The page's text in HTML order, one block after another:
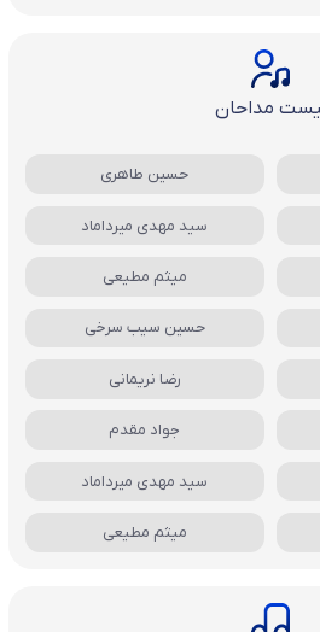
مداحان
حسین طاهری
سید مهدی میرداماد
میثم مطیعی
حسین سیب سرخی
رضا نریمانی
جواد مقدم
سید مهدی میرداماد
میثم مطیعی